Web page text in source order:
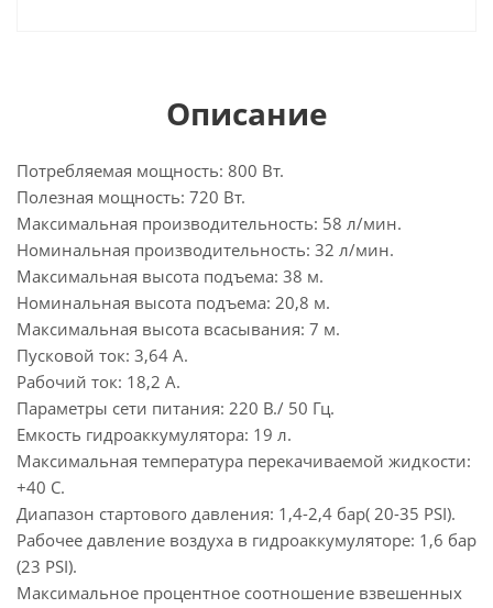
Описание
Потребляемая мощность: 800 Вт.
Полезная мощность: 720 Вт.
Максимальная производительность: 58 л/мин.
Номинальная производительность: 32 л/мин.
Максимальная высота подъема: 38 м.
Номинальная высота подъема: 20,8 м.
Максимальная высота всасывания: 7 м.
Пусковой ток: 3,64 А.
Рабочий ток: 18,2 А.
Параметры сети питания: 220 В./ 50 Гц.
Емкость гидроаккумулятора: 19 л.
Максимальная температура перекачиваемой жидкости:
+40 С.
Диапазон стартового давления: 1,4-2,4 бар( 20-35 PSI).
Рабочее давление воздуха в гидроаккумуляторе: 1,6 бар
(23 PSI).
Максимальное процентное соотношение взвешенных